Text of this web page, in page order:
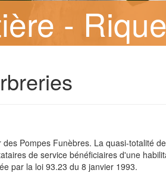
-
Pompes Funèbres. La quasi-totalité
de service bénéficiaires d'une
par la loi 93.23 du 8 janvier 1993.